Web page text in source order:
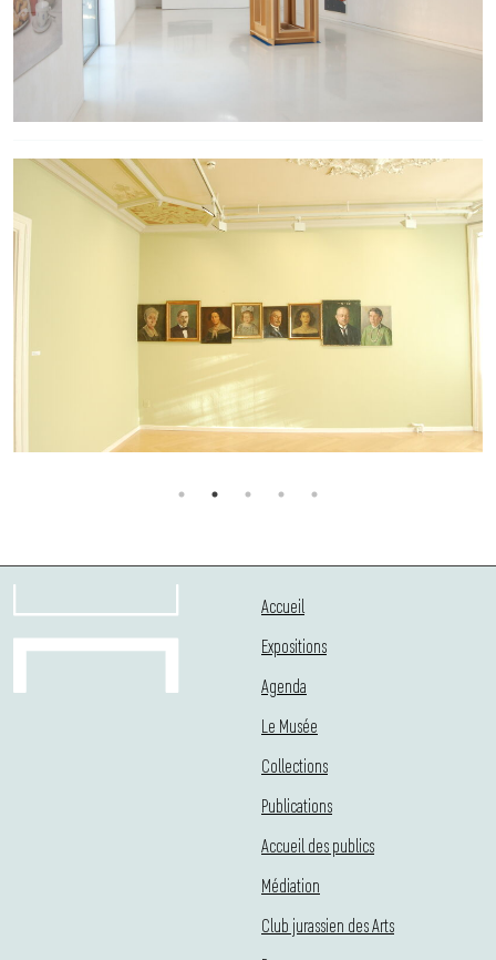
Accueil
Expositions
Agenda
Le Musée
Collections
Publications
Accueil des publics
Médiation
Club jurassien des Arts